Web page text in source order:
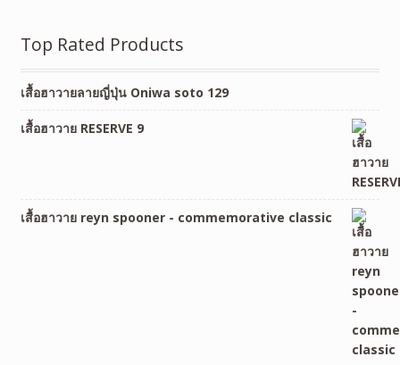
Top Rated Products
เสื้อฮาวายลายญี่ปุ่น Oniwa soto 129
เสื้อฮาวาย RESERVE 9
เสื้อฮาวาย reyn spooner - commemorative classic